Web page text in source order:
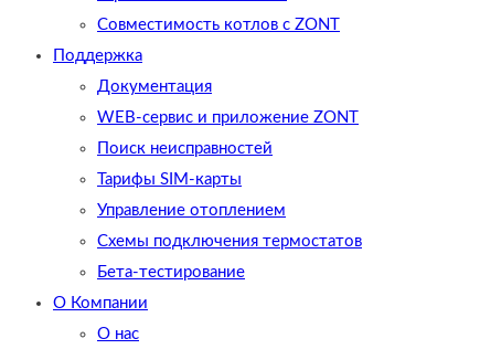
Совместимость котлов с ZONT
Поддержка
Документация
WEB-сервис и приложение ZONT
Поиск неисправностей
Тарифы SIM-карты
Управление отоплением
Схемы подключения термостатов
Бета-тестирование
О Компании
О нас